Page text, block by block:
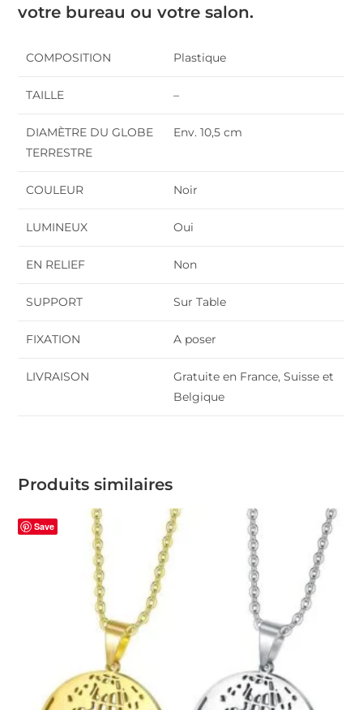
votre bureau ou votre salon.
COMPOSITION Plastique
TAILLE –
DIAMÈTRE DU GLOBE
TERRESTRE
Env. 10,5 cm
COULEUR Noir
LUMINEUX Oui
EN RELIEF Non
SUPPORT Sur Table
FIXATION A poser
LIVRAISON
Gratuite en France, Suisse et
Belgique
Produits similaires
Save